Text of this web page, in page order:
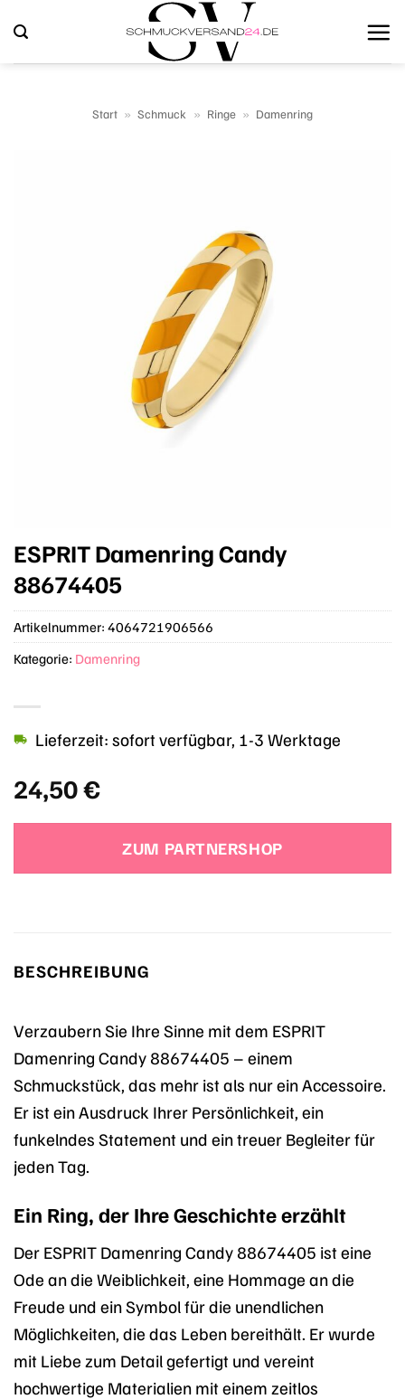
Inhalt
springen
Start » Schmuck » Ringe » Damenring
ESPRIT Damenring Candy
88674405
24,50€
Lieferzeit: sofort verfügbar, 1-3 Werktage
ZUM PARTNERSHOP
Artikelnummer: 4064721906566
Kategorie: Damenring
BESCHREIBUNG
Verzaubern Sie Ihre Sinne mit dem ESPRIT
Damenring Candy 88674405 – einem
Schmuckstück, das mehr ist als nur ein Accessoire.
Er ist ein Ausdruck Ihrer Persönlichkeit, ein
funkelndes Statement und ein treuer Begleiter für
jeden Tag.
Ein Ring, der Ihre Geschichte erzählt
Der ESPRIT Damenring Candy 88674405 ist eine
Ode an die Weiblichkeit, eine Hommage an die
Freude und ein Symbol für die unendlichen
Möglichkeiten, die das Leben bereithält. Er wurde
mit Liebe zum Detail gefertigt und vereint
hochwertige Materialien mit einem zeitlos